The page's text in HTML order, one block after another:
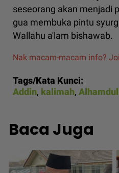
seseorang akan menjadi
gua membuka pintu
Wallahu a'lam bishawab.
Nak macam-macam info?
Tags/Kata Kunci:
Addin, kalimah,
Baca Juga